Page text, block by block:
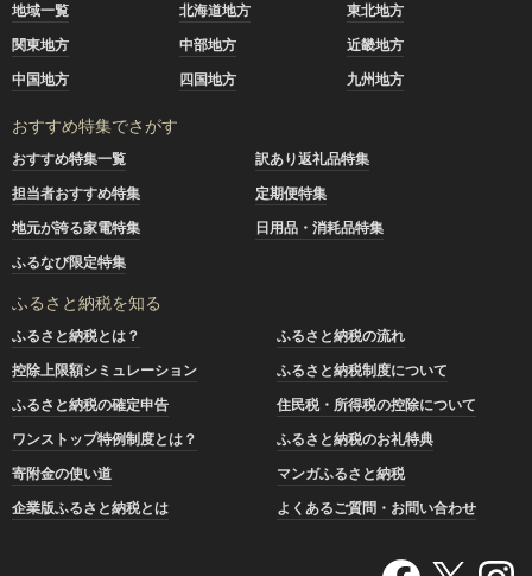
地域一覧 北海道地方
東北地方
関東地方
中部地方
近畿地方
中国地方
四国地方 九州地方
おすすめ特集でさがす
おすすめ特集一覧
訳あり返礼品特集
担当者おすすめ特集
定期便特集
地元が誇る家電特集
日用品・消耗品特集
ふるなび限定特集
ふるさと納税を知る
ふるさと納税とは？
ふるさと納税の流れ
控除上限額シミュレーション
ふるさと納税制度について
ふるさと納税の確定申告
住民税・所得税の控除について
ワンストップ特例制度とは？
ふるさと納税のお礼特典
寄附金の使い道
マンガふるさと納税
企業版ふるさと納税とは
よくあるご質問・お問い合わせ